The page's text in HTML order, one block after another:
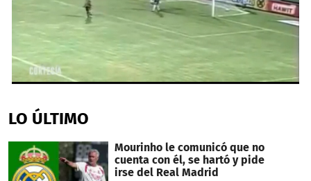
of
1
3
seconds
LO ÚLTIMO
Mourinho le comunicó que no
cuenta con él, se hartó y pide
irse del Real Madrid